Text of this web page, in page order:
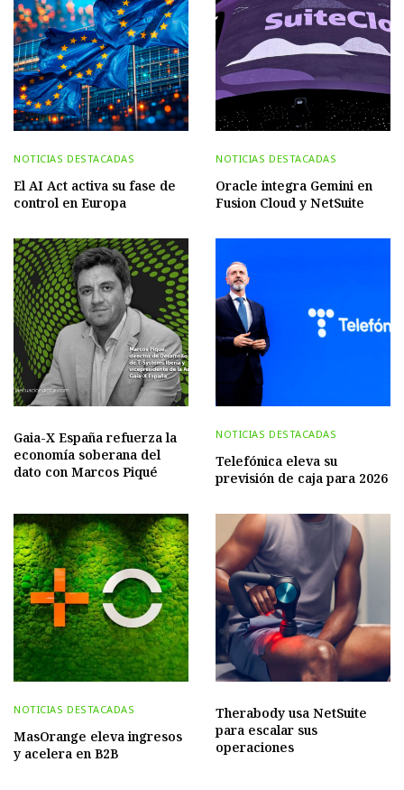
NOTICIAS DESTACADAS
El AI Act activa su fase de
control en Europa
NOTICIAS DESTACADAS
Oracle integra Gemini en
Fusion Cloud y NetSuite
Gaia-X España refuerza la
economía soberana del
dato con Marcos Piqué
NOTICIAS DESTACADAS
Telefónica eleva su
previsión de caja para 2026
NOTICIAS DESTACADAS
MasOrange eleva ingresos
y acelera en B2B
Therabody usa NetSuite
para escalar sus
operaciones